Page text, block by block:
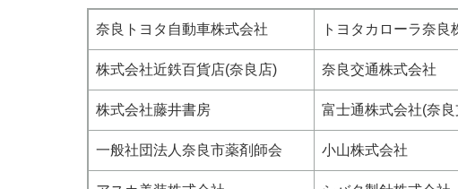
奈良トヨタ自動車株式会社 トヨタカローラ奈良
株式会社近鉄百貨店(奈良店) 奈良交通株式会社
株式会社藤井書房 富士通株式会社(奈
一般社団法人奈良市薬剤師会 小山株式会社